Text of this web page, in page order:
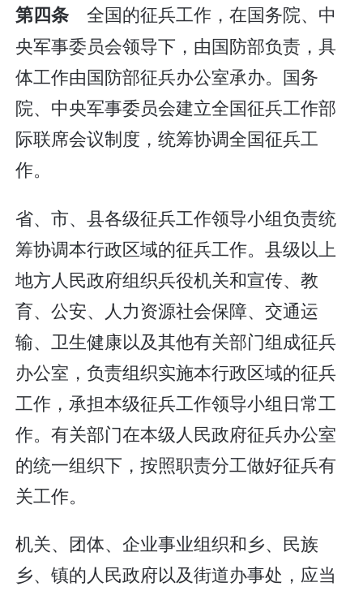
第四条 全国的征兵工作，在国务院、中
央军事委员会领导下，由国防部负责，具
体工作由国防部征兵办公室承办。国务
院、中央军事委员会建立全国征兵工作部
际联席会议制度，统筹协调全国征兵工
作。
省、市、县各级征兵工作领导小组负责统
筹协调本行政区域的征兵工作。县级以上
地方人民政府组织兵役机关和宣传、教
育、公安、人力资源社会保障、交通运
输、卫生健康以及其他有关部门组成征兵
办公室，负责组织实施本行政区域的征兵
工作，承担本级征兵工作领导小组日常工
作。有关部门在本级人民政府征兵办公室
的统一组织下，按照职责分工做好征兵有
关工作。
机关、团体、企业事业组织和乡、民族
乡、镇的人民政府以及街道办事处，应当